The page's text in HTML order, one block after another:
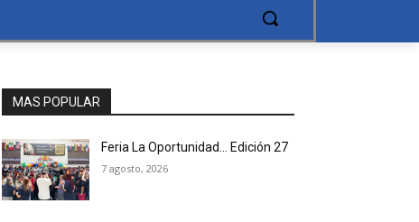
MAS POPULAR
Feria La Oportunidad… Edición 27
7 agosto, 2026